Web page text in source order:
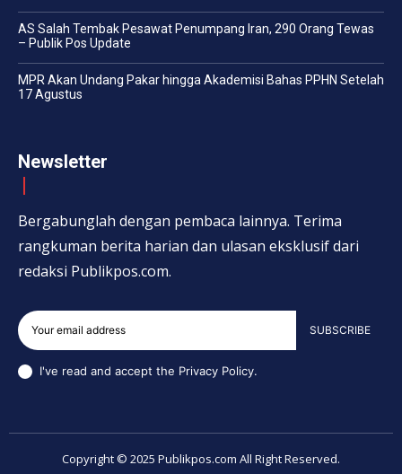
AS Salah Tembak Pesawat Penumpang Iran, 290 Orang Tewas
– Publik Pos Update
MPR Akan Undang Pakar hingga Akademisi Bahas PPHN Setelah
17 Agustus
Newsletter
Bergabunglah dengan pembaca lainnya. Terima
rangkuman berita harian dan ulasan eksklusif dari
redaksi Publikpos.com.
SUBSCRIBE
I've read and accept the Privacy Policy.
Copyright © 2025 Publikpos.com All Right Reserved.